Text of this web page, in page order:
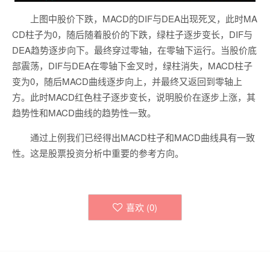
上图中股价下跌，MACD的DIF与DEA出现死叉，此时MA
CD柱子为0，随后随着股价的下跌，绿柱子逐步变长，DIF与
DEA趋势逐步向下。最终穿过零轴，在零轴下运行。当股价底
部震荡，DIF与DEA在零轴下金叉时，绿柱消失，MACD柱子
变为0，随后MACD曲线逐步向上，并最终又返回到零轴上
方。此时MACD红色柱子逐步变长，说明股价在逐步上涨，其
趋势性和MACD曲线的趋势性一致。
通过上例我们已经得出MACD柱子和MACD曲线具有一致
性。这是股票投资分析中重要的参考方向。
喜欢 (0)